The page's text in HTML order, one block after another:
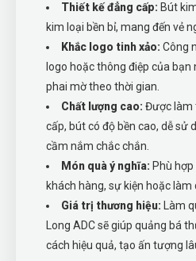
Thiết kế đẳng cấp: Bút
kim loại bền bỉ, mang đến vẻ
Khắc logo tinh xảo: Công
logo hoặc thông điệp của
phai mờ theo thời gian.
Chất lượng cao: Được làm
cấp, bút có độ bền cao, dễ sử
cầm nắm chắc chắn.
Món quà ý nghĩa: Phù
khách hàng, sự kiện hoặc làm
Giá trị thương hiệu: Làm
Long ADC sẽ giúp quảng bá
cách hiệu quả, tạo ấn tượng